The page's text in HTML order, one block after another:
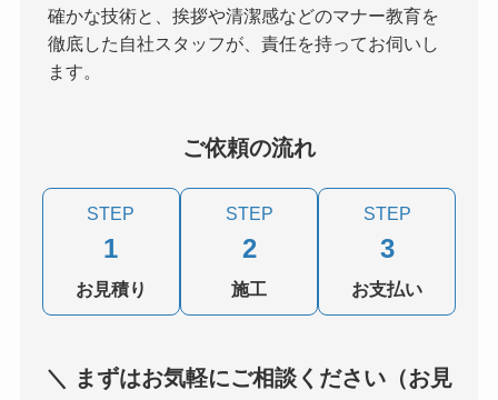
確かな技術と、挨拶や清潔感などのマナー教育を
徹底した自社スタッフが、責任を持ってお伺いし
ます。
ご依頼の流れ
STEP
1
お見積り
STEP
2
施工
STEP
3
お支払い
＼ まずはお気軽にご相談ください（お見